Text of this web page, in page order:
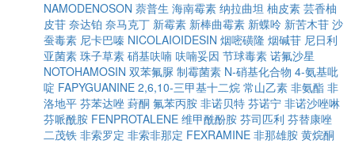
NAMODENOSON 萘普生 海南霉素 纳拉曲坦 柚皮素 芸香柚
皮苷 奈达铂 奈马克丁 新霉素 新棒曲霉素 新蝶呤 新苦木苷 沙
蚕毒素 尼卡巴嗪 NICOLAIOIDESIN 烟嘧磺隆 烟碱苷 尼日利
亚菌素 珠子草素 硝基呋喃 呋喃妥因 节球毒素 诺氟沙星
NOTOHAMOSIN 双苯氟脲 制霉菌素 N-硝基化合物 4-氨基吡
啶 FAPYGUANINE 2,6,10-三甲基十二烷 常山乙素 非氨酯 非
洛地平 芬苯达唑 葑酮 氟苯丙胺 非诺贝特 芬诺宁 非诺沙唑啉
芬哌酰胺 FENPROTALENE 维甲酰酚胺 芬司匹利 芬替康唑
二茂铁 非索罗定 非索非那定 FEXRAMINE 非那雄胺 黄烷酮